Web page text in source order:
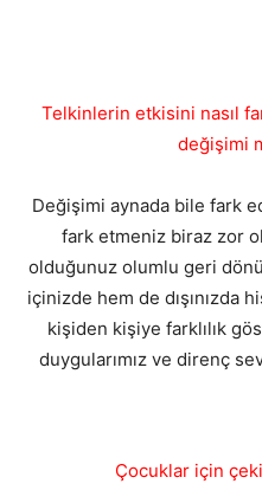
Telkinlerin etkisini nasıl
değişimi
Değişimi aynada bile fark
fark etmeniz biraz zor
olduğunuz olumlu geri
içinizde hem de dışınızda
kişiden kişiye farklılık
duygularımız ve direnç
Çocuklar için